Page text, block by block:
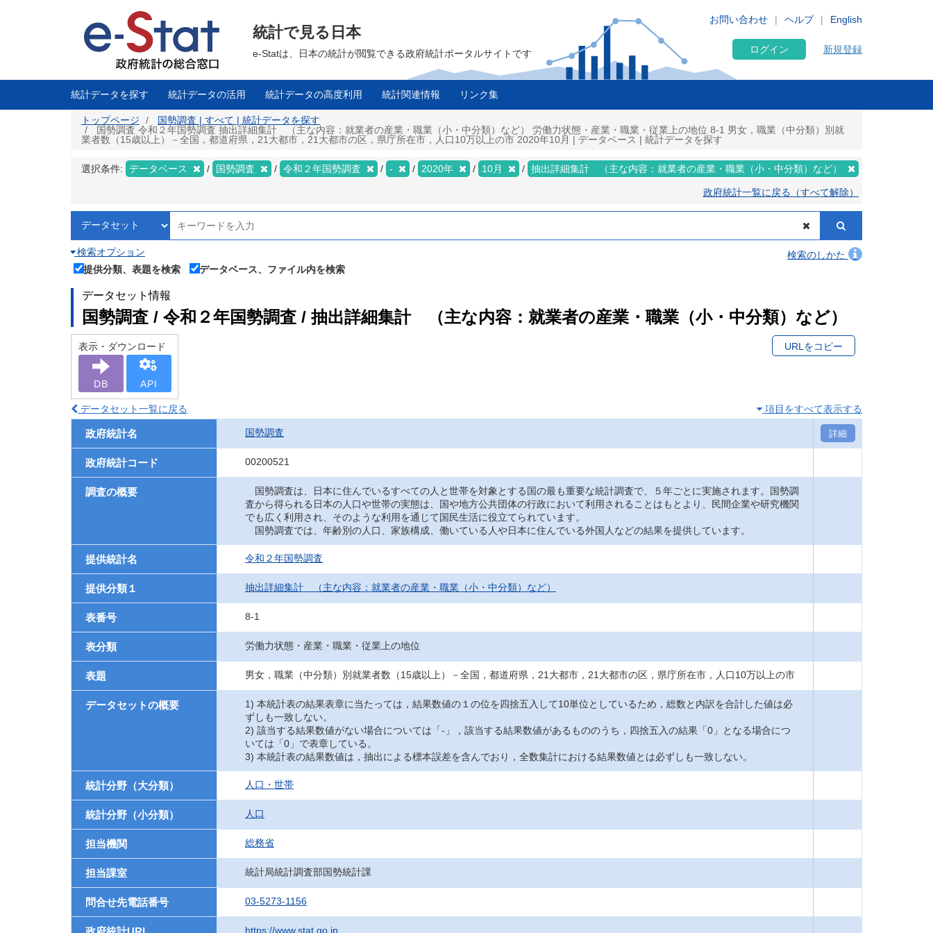
に
English
お問い合わせ ヘルプ
統計で見る日本
e-Statは、日本の統計が閲覧できる政府統計ポータルサイトです ログイン 新規登録
統計データを探す 統計データの活用 統計データの高度利用 統計関連情報 リンク集
トップページ
国勢調査 | すべて | 統計データを探す
国勢調査 令和２年国勢調査 抽出詳細集計 （主な内容：就業者の産業・職業（小・中分類）など） 労働力状態・産業・職業・従業上の地位 8-1 男女，職業（中分類）別就
業者数（15歳以上）－全国，都道府県，21大都市，21大都市の区，県庁所在市，人口10万以上の市 2020年10月 | データベース | 統計データを探す
選択条件: データベース 国勢調査 令和２年国勢調査 - 2020年 10月 抽出詳細集計 （主な内容：就業者の産業・職業（小・中分類）など）
政府統計一覧に戻る（すべて解除）
検索オプション
検索のしかた
提供分類、表題を検索
データベース、ファイル内を検索
データセット情報
国勢調査 / 令和２年国勢調査 / 抽出詳細集計 （主な内容：就業者の産業・職業（小・中分類）など）
表示・ダウンロード
DB API
URLをコピー
データセット一覧に戻る 項目をすべて表示する
政府統計名 国勢調査 詳細
政府統計コード 00200521
調査の概要
国勢調査は、日本に住んでいるすべての人と世帯を対象とする国の最も重要な統計調査で、５年ごとに実施されます。国勢調
査から得られる日本の人口や世帯の実態は、国や地方公共団体の行政において利用されることはもとより、民間企業や研究機関
でも広く利用され、そのような利用を通じて国民生活に役立てられています。
国勢調査では、年齢別の人口、家族構成、働いている人や日本に住んでいる外国人などの結果を提供しています。
提供統計名 令和２年国勢調査
提供分類１ 抽出詳細集計 （主な内容：就業者の産業・職業（小・中分類）など）
表番号 8-1
表分類 労働力状態・産業・職業・従業上の地位
表題 男女，職業（中分類）別就業者数（15歳以上）－全国，都道府県，21大都市，21大都市の区，県庁所在市，人口10万以上の市
データセットの概要
1) 本統計表の結果表章に当たっては，結果数値の１の位を四捨五入して10単位としているため，総数と内訳を合計した値は必
ずしも一致しない。
2) 該当する結果数値がない場合については「-」，該当する結果数値があるもののうち，四捨五入の結果「0」となる場合につ
いては「0」で表章している。
3) 本統計表の結果数値は，抽出による標本誤差を含んでおり，全数集計における結果数値とは必ずしも一致しない。
統計分野（大分類） 人口・世帯
統計分野（小分類） 人口
担当機関 総務省
担当課室 統計局統計調査部国勢統計課
問合せ先電話番号 03-5273-1156
https://www.stat.go.jp